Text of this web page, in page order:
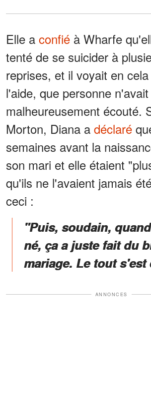
Elle a confié à Wharfe
tenté de se suicider à
reprises, et il voyait en
l'aide, que personne n'avait
malheureusement écouté.
Morton, Diana a déclaré
semaines avant la
son mari et elle étaient
qu'ils ne l'avaient jamais
ceci :
"Puis, soudain,
né, ça a juste fait du
mariage. Le tout s'est
ANNONCES